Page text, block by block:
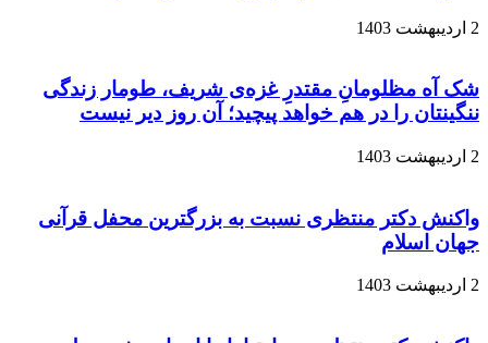
2 اردیبهشت 1403
شک آه مظلومانِ مقتدرِ غزه‌ی شریف، طومار زندگی
ننگینتان را در هم خواهد پیچید؛ آن روز دیر نیست
2 اردیبهشت 1403
واکنش دکتر منتظری نسبت به بزرگترین محفل قرآنی
جهان اسلام
2 اردیبهشت 1403